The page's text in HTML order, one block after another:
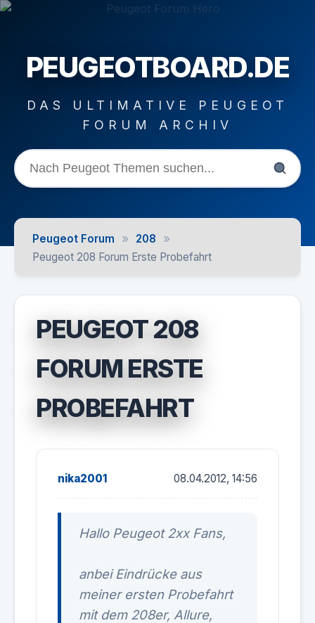
PEUGEOTBOARD.DE
DAS ULTIMATIVE PEUGEOT
FORUM ARCHIV
Peugeot Forum » 208 »
Peugeot 208 Forum Erste Probefahrt
PEUGEOT 208
FORUM ERSTE
PROBEFAHRT
nika2001 08.04.2012, 14:56
Hallo Peugeot 2xx Fans,
anbei Eindrücke aus
meiner ersten Probefahrt
mit dem 208er, Allure,